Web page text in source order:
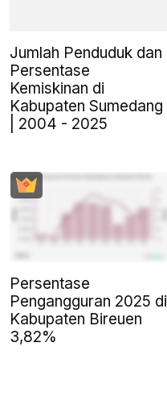
Jumlah Penduduk dan
Persentase
Kemiskinan di
Kabupaten Sumedang
| 2004 - 2025
Persentase
Pengangguran 2025 di
Kabupaten Bireuen
3,82%